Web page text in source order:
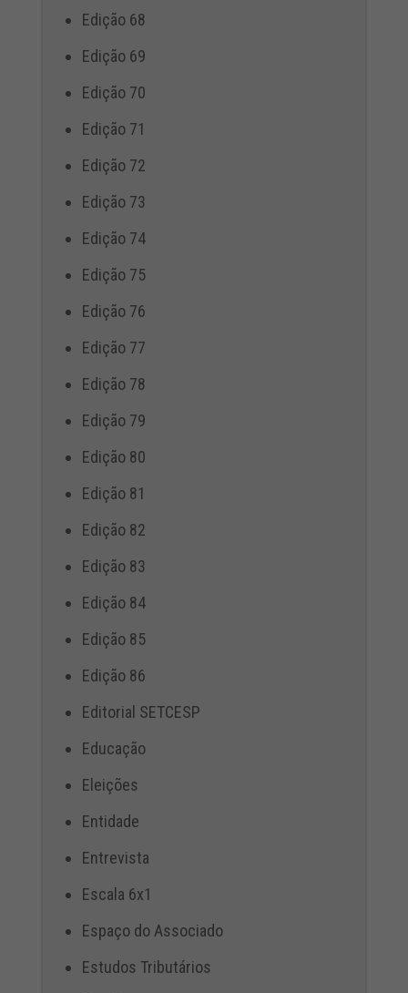
Edição 68
Edição 69
Edição 70
Edição 71
Edição 72
Edição 73
Edição 74
Edição 75
Edição 76
Edição 77
Edição 78
Edição 79
Edição 80
Edição 81
Edição 82
Edição 83
Edição 84
Edição 85
Edição 86
Editorial SETCESP
Educação
Eleições
Entidade
Entrevista
Escala 6x1
Espaço do Associado
Estudos Tributários